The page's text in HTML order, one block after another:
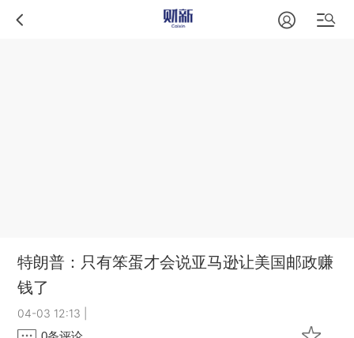
特朗普：只有笨蛋才会说亚马逊让美国邮政赚
钱了
04-03 12:13